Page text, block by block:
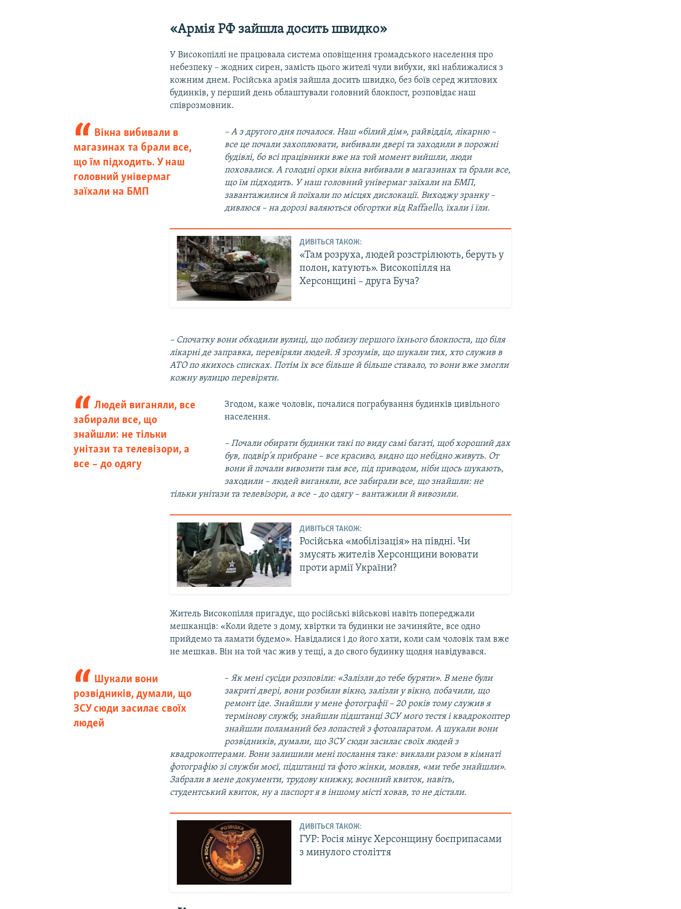
«Армія РФ зайшла досить швидко»
У Високопіллі не працювала система оповіщення громадського населення про
небезпеку – жодних сирен, замість цього жителі чули вибухи, які наближалися з
кожним днем. Російська армія зайшла досить швидко, без боїв серед житлових
будинків, у перший день облаштували головний блокпост, розповідає наш
співрозмовник.
Вікна вибивали в
магазинах та брали все,
що їм підходить. У наш
головний універмаг
заїхали на БМП
– А з другого дня почалося. Наш «білий дім», райвідділ, лікарню –
все це почали захоплювати, вибивали двері та заходили в порожні
будівлі, бо всі працівники вже на той момент вийшли, люди
поховалися. А голодні орки вікна вибивали в магазинах та брали все,
що їм підходить. У наш головний універмаг заїхали на БМП,
завантажилися й поїхали по місцях дислокації. Виходжу зранку –
дивлюся – на дорозі валяються обгортки від Raffaello, їхали і їли.
ДИВІТЬСЯ ТАКОЖ:
«Там розруха, людей розстрілюють, беруть у
полон, катують». Високопілля на
Херсонщині – друга Буча?
– Спочатку вони обходили вулиці, що поблизу першого їхнього блокпоста, що біля
лікарні де заправка, перевіряли людей. Я зрозумів, що шукали тих, хто служив в
АТО по якихось списках. Потім їх все більше й більше ставало, то вони вже змогли
кожну вулицю перевіряти.
Людей виганяли, все
забирали все, що
знайшли: не тільки
унітази та телевізори, а
все – до одягу
Згодом, каже чоловік, почалися пограбування будинків цивільного
населення.
– Почали обирати будинки такі по виду самі багаті, щоб хороший дах
був, подвір'я прибране – все красиво, видно що небідно живуть. От
вони й почали вивозити там все, під приводом, ніби щось шукають,
заходили – людей виганяли, все забирали все, що знайшли: не
тільки унітази та телевізори, а все – до одягу – вантажили й вивозили.
ДИВІТЬСЯ ТАКОЖ:
Російська «мобілізація» на півдні. Чи
змусять жителів Херсонщини воювати
проти армії України?
Житель Високопілля пригадує, що російські військові навіть попереджали
мешканців: «Коли йдете з дому, хвіртки та будинки не зачиняйте, все одно
прийдемо та ламати будемо». Навідалися і до його хати, коли сам чоловік там вже
не мешкав. Він на той час жив у тещі, а до свого будинку щодня навідувався.
Шукали вони
розвідників, думали, що
ЗСУ сюди засилає своїх
людей
– Як мені сусіди розповіли: «Залізли до тебе буряти». В мене були
закриті двері, вони розбили вікно, залізли у вікно, побачили, що
ремонт іде. Знайшли у мене фотографії – 20 років тому служив я
термінову службу, знайшли підштанці ЗСУ мого тестя і квадрокоптер
знайшли поламаний без лопастей з фотоапаратом. А шукали вони
розвідників, думали, що ЗСУ сюди засилає своїх людей з
квадрокоптерами. Вони залишили мені послання таке: виклали разом в кімнаті
фотографію зі служби моєї, підштанці та фото жінки, мовляв, «ми тебе знайшли».
Забрали в мене документи, трудову книжку, воєнний квиток, навіть,
студентський квиток, ну а паспорт я в іншому місті ховав, то не дістали.
ДИВІТЬСЯ ТАКОЖ:
ГУР: Росія мінує Херсонщину боєприпасами
з минулого століття